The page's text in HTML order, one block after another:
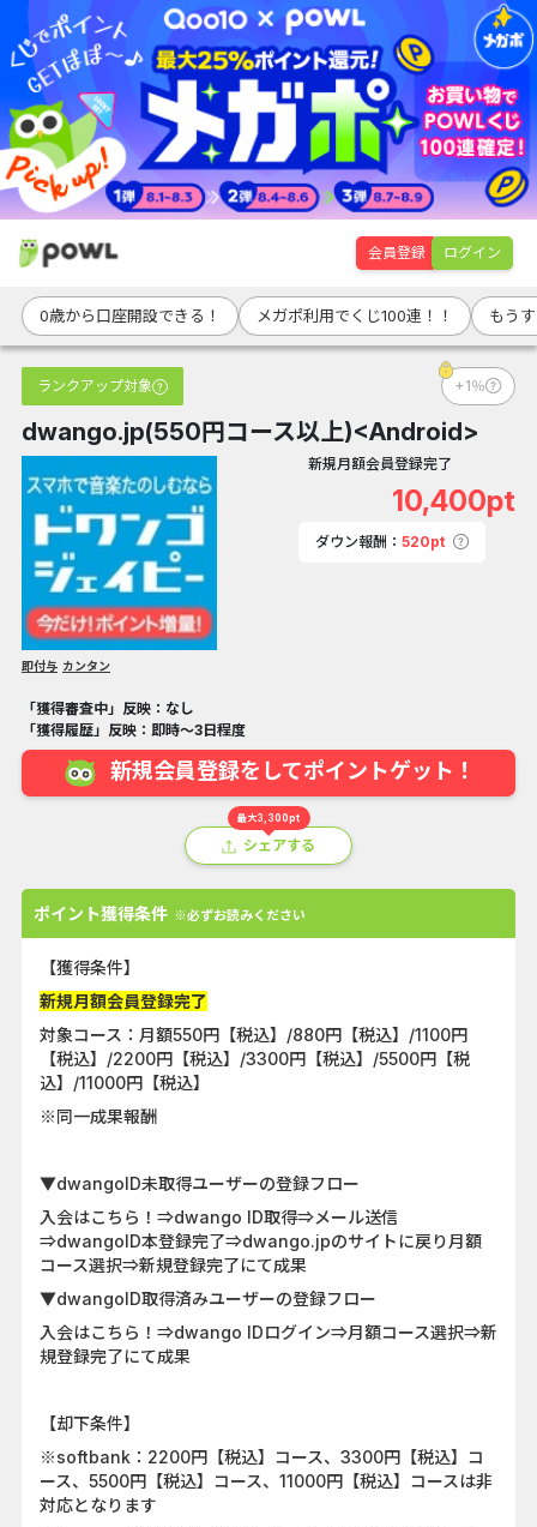
会員登録 ログイン
0歳から口座開設できる！ メガポ利用でくじ100連！！ もう
ランクアップ対象 +1％
dwango.jp(550円コース以上)<Android>
新規月額会員登録完了
10,400pt
ダウン報酬： 520pt
即付与 カンタン
「獲得審査中」反映：なし
「獲得履歴」反映：即時～3日程度
新規会員登録をしてポイントゲット！
最大3,300pt
シェアする
ポイント獲得条件 ※必ずお読みください
【獲得条件】
新規月額会員登録完了
対象コース：月額550円【税込】/880円【税込】/1100円
【税込】/2200円【税込】/3300円【税込】/5500円【税
込】/11000円【税込】
※同一成果報酬
▼dwangoID未取得ユーザーの登録フロー
入会はこちら！⇒dwango ID取得⇒メール送信
⇒dwangoID本登録完了⇒dwango.jpのサイトに戻り月額
コース選択⇒新規登録完了にて成果
▼dwangoID取得済みユーザーの登録フロー
入会はこちら！⇒dwango IDログイン⇒月額コース選択⇒新
規登録完了にて成果
【却下条件】
※softbank：2200円【税込】コース、3300円【税込】コ
ース、5500円【税込】コース、11000円【税込】コースは非
対応となります